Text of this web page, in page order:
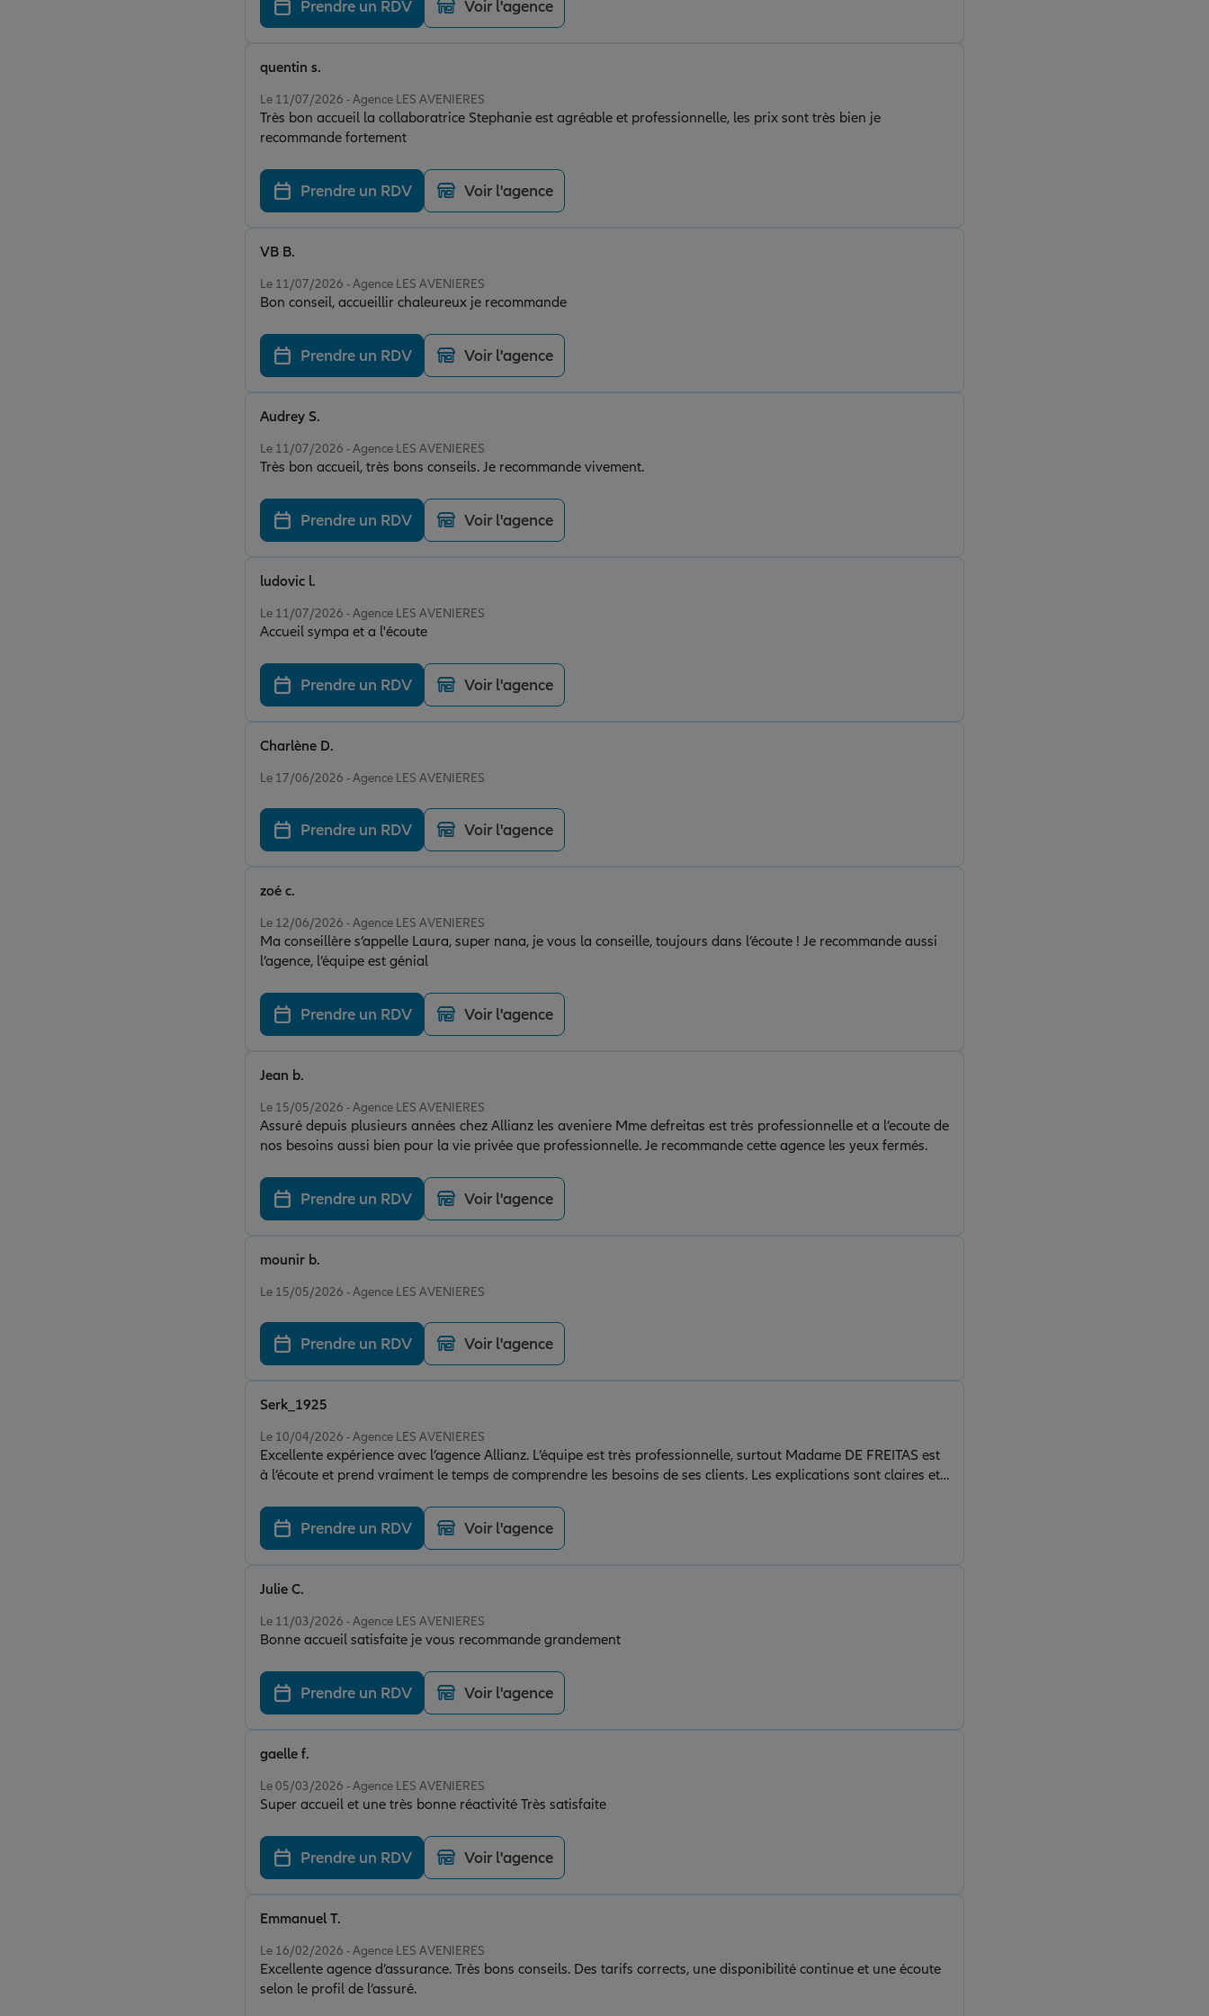
Prendre un RDV Voir l'agence
Le 11/07/2026 - Agence LES AVENIERES
Très bon accueil la collaboratrice Stephanie est agréable et professionnelle, les prix sont très bien je
recommande fortement
quentin s.
Prendre un RDV Voir l'agence
Le 11/07/2026 - Agence LES AVENIERES
Bon conseil, accueillir chaleureux je recommande
VB B.
Prendre un RDV Voir l'agence
Le 11/07/2026 - Agence LES AVENIERES
Très bon accueil, très bons conseils. Je recommande vivement.
Audrey S.
Prendre un RDV Voir l'agence
Le 11/07/2026 - Agence LES AVENIERES
Accueil sympa et a l'écoute
ludovic l.
Prendre un RDV Voir l'agence
Le 17/06/2026 - Agence LES AVENIERES
Charlène D.
Prendre un RDV Voir l'agence
Le 12/06/2026 - Agence LES AVENIERES
Ma conseillère s’appelle Laura, super nana, je vous la conseille, toujours dans l’écoute ! Je recommande aussi
l’agence, l’équipe est génial
zoé c.
Prendre un RDV Voir l'agence
Le 15/05/2026 - Agence LES AVENIERES
Assuré depuis plusieurs années chez Allianz les aveniere Mme defreitas est très professionnelle et a l’ecoute de
nos besoins aussi bien pour la vie privée que professionnelle. Je recommande cette agence les yeux fermés.
Jean b.
Prendre un RDV Voir l'agence
Le 15/05/2026 - Agence LES AVENIERES
mounir b.
Prendre un RDV Voir l'agence
Le 10/04/2026 - Agence LES AVENIERES
Excellente expérience avec l’agence Allianz. L’équipe est très professionnelle, surtout Madame DE FREITAS est
à l’écoute et prend vraiment le temps de comprendre les besoins de ses clients. Les explications sont claires et
bien détaillées, sans mauvaise surprise. Mention spéciale pour la réactivité et la disponibilité, toujours
présents en cas de question ou de besoin. Je recommande vivement cette agence pour son sérieux et la qualité
de son accompagnement.
Serk_1925
Prendre un RDV Voir l'agence
Le 11/03/2026 - Agence LES AVENIERES
Bonne accueil satisfaite je vous recommande grandement
Julie C.
Prendre un RDV Voir l'agence
Le 05/03/2026 - Agence LES AVENIERES
Super accueil et une très bonne réactivité Très satisfaite
gaelle f.
Prendre un RDV Voir l'agence
Le 16/02/2026 - Agence LES AVENIERES
Excellente agence d’assurance. Très bons conseils. Des tarifs corrects, une disponibilité continue et une écoute
selon le profil de l’assuré.
Emmanuel T.